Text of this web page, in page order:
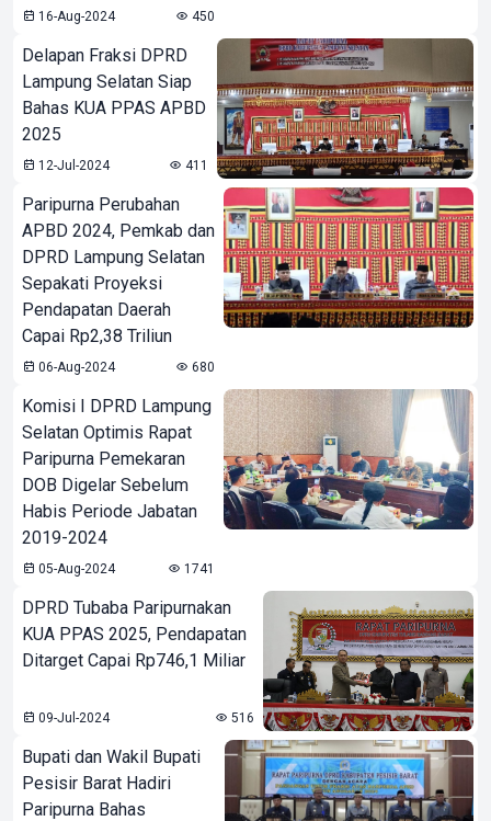
16-Aug-2024 450
Delapan Fraksi DPRD
Lampung Selatan Siap
Bahas KUA PPAS APBD
2025
12-Jul-2024 411
Paripurna Perubahan
APBD 2024, Pemkab dan
DPRD Lampung Selatan
Sepakati Proyeksi
Pendapatan Daerah
Capai Rp2,38 Triliun
06-Aug-2024 680
Komisi I DPRD Lampung
Selatan Optimis Rapat
Paripurna Pemekaran
DOB Digelar Sebelum
Habis Periode Jabatan
2019-2024
05-Aug-2024 1741
DPRD Tubaba Paripurnakan
KUA PPAS 2025, Pendapatan
Ditarget Capai Rp746,1 Miliar
09-Jul-2024 516
Bupati dan Wakil Bupati
Pesisir Barat Hadiri
Paripurna Bahas